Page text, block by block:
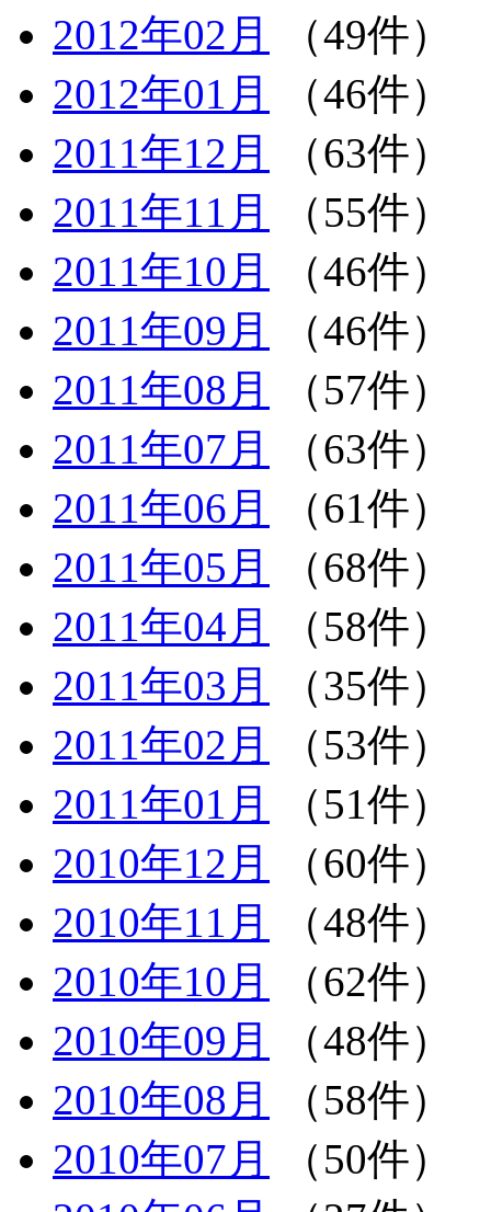
2012年02月
（49件）
2012年01月
（46件）
2011年12月
（63件）
2011年11月
（55件）
2011年10月
（46件）
2011年09月
（46件）
2011年08月
（57件）
2011年07月
（63件）
2011年06月
（61件）
2011年05月
（68件）
2011年04月
（58件）
2011年03月
（35件）
2011年02月
（53件）
2011年01月
（51件）
2010年12月
（60件）
2010年11月
（48件）
2010年10月
（62件）
2010年09月
（48件）
2010年08月
（58件）
2010年07月
（50件）